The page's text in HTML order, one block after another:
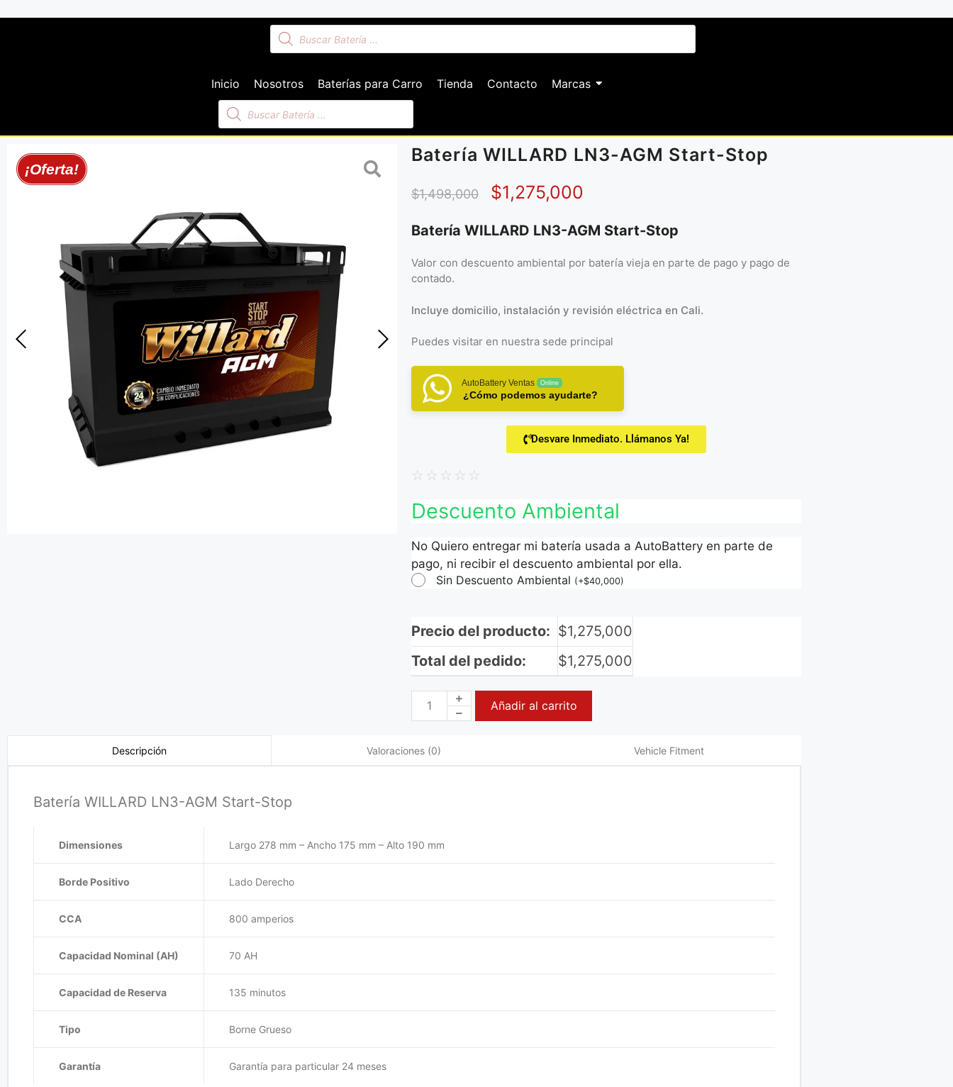
Inicio Nosotros Baterías para Carro Tienda Contacto Marcas
¡Oferta!
Batería WILLARD LN3-AGM Start-Stop
$1,498,000 $1,275,000
Batería WILLARD LN3-AGM Start-Stop
Valor con descuento ambiental por batería vieja en parte de pago y pago de
contado.
Incluye domicilio, instalación y revisión eléctrica en Cali.
Puedes visitar en nuestra sede principal
AutoBattery Ventas Online
¿Cómo podemos ayudarte?
Desvare Inmediato. Llámanos Ya!
☆ ☆ ☆ ☆ ☆
Descuento Ambiental
No Quiero entregar mi batería usada a AutoBattery en parte de
pago, ni recibir el descuento ambiental por ella.
Sin Descuento Ambiental (+$40,000)
Precio del producto: $1,275,000
Total del pedido:
$1,275,000
Añadir al carrito
Descripción Valoraciones (0) Vehicle Fitment
Batería WILLARD LN3-AGM Start-Stop
Dimensiones Largo 278 mm – Ancho 175 mm – Alto 190 mm
Borde Positivo Lado Derecho
CCA 800 amperios
Capacidad Nominal (AH) 70 AH
Capacidad de Reserva 135 minutos
Tipo Borne Grueso
Garantía Garantía para particular 24 meses